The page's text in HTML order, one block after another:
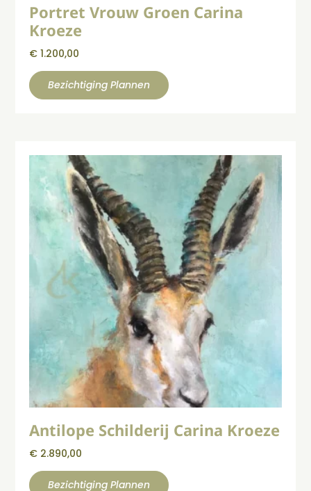
Portret Vrouw Groen Carina
Kroeze
€ 1.200,00
Bezichtiging Plannen
Antilope Schilderij Carina Kroeze
€ 2.890,00
Bezichtiging Plannen